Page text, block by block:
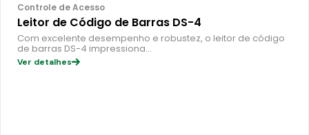
Controle de Acesso
Leitor de Código de Barras DS-4
Com excelente desempenho e robustez, o leitor de código
de barras DS-4 impressiona…
Ver detalhes